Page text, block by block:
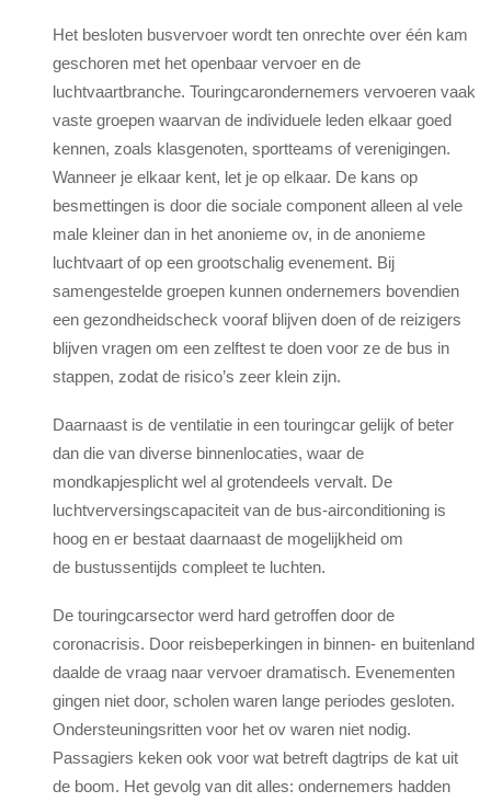
Het besloten busvervoer wordt ten onrechte over één kam
geschoren met het openbaar vervoer en de
luchtvaartbranche. Touringcarondernemers vervoeren vaak
vaste groepen waarvan de individuele leden elkaar goed
kennen, zoals klasgenoten, sportteams of verenigingen.
Wanneer je elkaar kent, let je op elkaar. De kans op
besmettingen is door die sociale component alleen al vele
male kleiner dan in het anonieme ov, in de anonieme
luchtvaart of op een grootschalig evenement. Bij
samengestelde groepen kunnen ondernemers bovendien
een gezondheidscheck vooraf blijven doen of de reizigers
blijven vragen om een zelftest te doen voor ze de bus in
stappen, zodat de risico’s zeer klein zijn.
Daarnaast is de ventilatie in een touringcar gelijk of beter
dan die van diverse binnenlocaties, waar de
mondkapjesplicht wel al grotendeels vervalt. De
luchtverversingscapaciteit van de bus-airconditioning is
hoog en er bestaat daarnaast de mogelijkheid om
de bustussentijds compleet te luchten.
De touringcarsector werd hard getroffen door de
coronacrisis. Door reisbeperkingen in binnen- en buitenland
daalde de vraag naar vervoer dramatisch. Evenementen
gingen niet door, scholen waren lange periodes gesloten.
Ondersteuningsritten voor het ov waren niet nodig.
Passagiers keken ook voor wat betreft dagtrips de kat uit
de boom. Het gevolg van dit alles: ondernemers hadden